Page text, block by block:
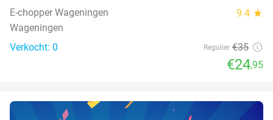
TODAY
E-chopper Wageningen 9.4 star
Wageningen
Verkocht: 0
Regulier €35
€24,95